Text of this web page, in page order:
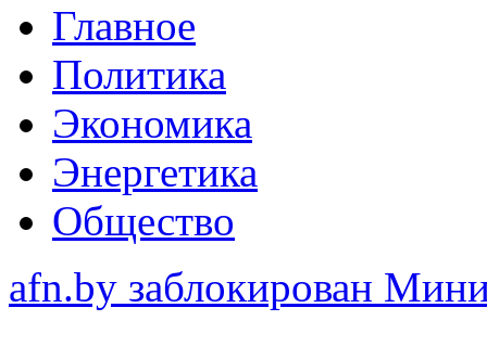
Главное
Политика
Экономика
Энергетика
Общество
afn.by заблокирован